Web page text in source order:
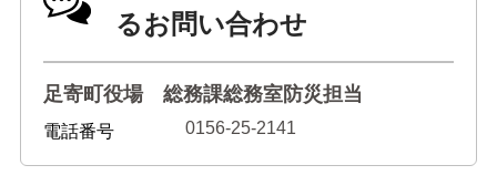
るお問い合わせ
足寄町役場 総務課総務室防災担当
電話番号 0156-25-2141